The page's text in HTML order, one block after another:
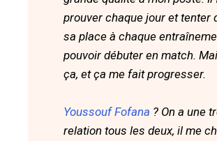
prouver chaque jour et tenter
sa place à chaque
pouvoir débuter en match.
ça, et ça me fait progresser.
Youssouf Fofana ? On a une
relation tous les deux, il me